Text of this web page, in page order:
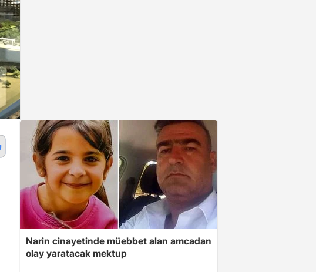
Narin cinayetinde müebbet alan amcadan
olay yaratacak mektup